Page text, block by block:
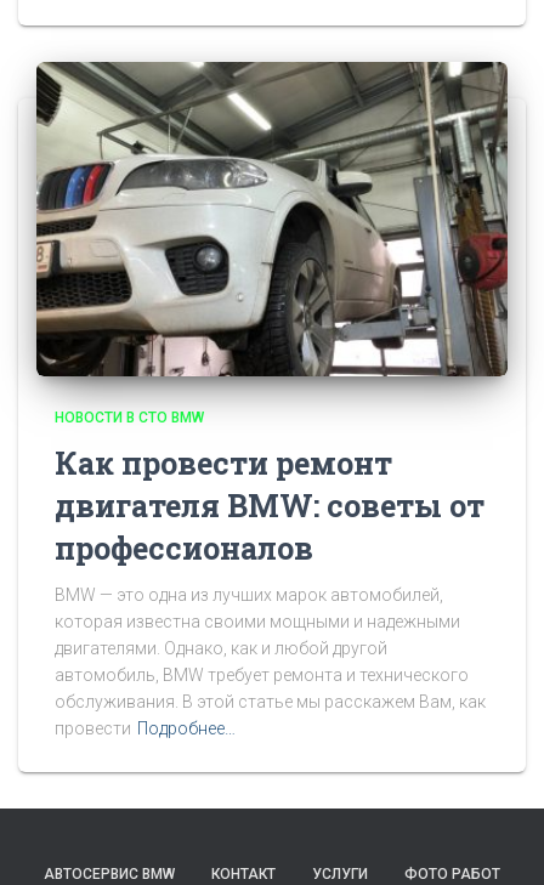
НОВОСТИ В СТО BMW
Как провести ремонт
двигателя BMW: советы от
профессионалов
BMW — это одна из лучших марок автомобилей,
которая известна своими мощными и надежными
двигателями. Однако, как и любой другой
автомобиль, BMW требует ремонта и технического
обслуживания. В этой статье мы расскажем Вам, как
провести Подробнее…
АВТОСЕРВИС BMW КОНТАКТ УСЛУГИ ФОТО РАБОТ